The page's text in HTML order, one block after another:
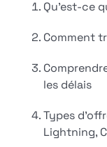
Qu'est-ce
Comment
les délais
Types
Lightning,